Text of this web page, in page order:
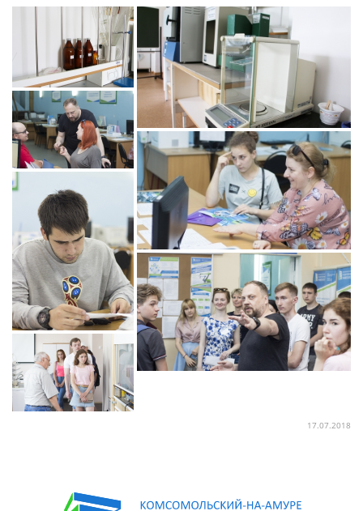
17.07.2018